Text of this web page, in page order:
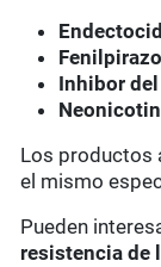
Fenilpirazol
Inhibor
Los productos
el mismo
Pueden
resistencia de